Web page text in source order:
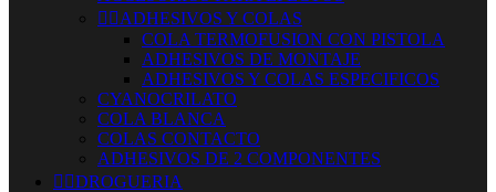
 ADHESIVOS Y COLAS
COLA TERMOFUSION CON PISTOLA
ADHESIVOS DE MONTAJE
ADHESIVOS Y COLAS ESPECIFICOS
CYANOCRILATO
COLA BLANCA
COLAS CONTACTO
ADHESIVOS DE 2 COMPONENTES
 DROGUERIA